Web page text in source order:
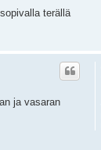
terällä
ja vasaran